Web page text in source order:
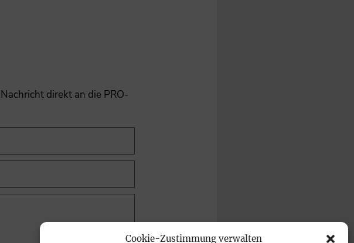
Cookie-Zustimmung verwalten
direkt an die PRO-